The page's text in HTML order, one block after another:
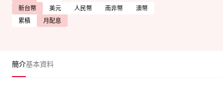
新台幣
美元 人民幣 南非幣
澳幣
累積
月配息
簡介基本資料